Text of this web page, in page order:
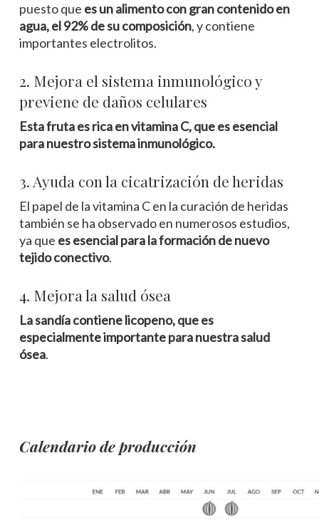
puesto que es un alimento con gran contenido en
agua, el 92% de su composición, y contiene
importantes electrolitos.
2. Mejora el sistema inmunológico y
previene de daños celulares
Esta fruta es rica en vitamina C, que es esencial
para nuestro sistema inmunológico.
3. Ayuda con la cicatrización de heridas
El papel de la vitamina C en la curación de heridas
también se ha observado en numerosos estudios,
ya que es esencial para la formación de nuevo
tejido conectivo.
4. Mejora la salud ósea
La sandía contiene licopeno, que es
especialmente importante para nuestra salud
ósea.
Calendario de producción